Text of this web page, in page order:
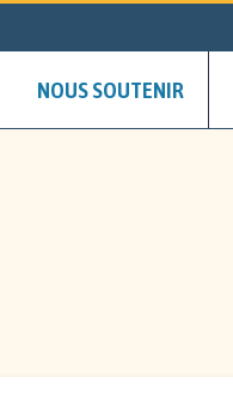
NOUS SOUTENIR